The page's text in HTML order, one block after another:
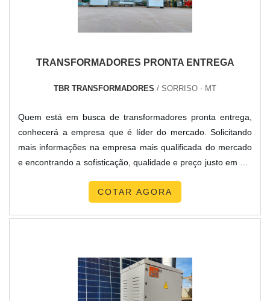
TRANSFORMADORES PRONTA ENTREGA
TBR TRANSFORMADORES / SORRISO - MT
Quem está em busca de transformadores pronta entrega,
conhecerá a empresa que é líder do mercado. Solicitando
mais informações na empresa mais qualificada do mercado
e encontrando a sofisticação, qualidade e preço justo em um
entrega, com a equipe da TBR Transformadores o cliente
COTAR AGORA